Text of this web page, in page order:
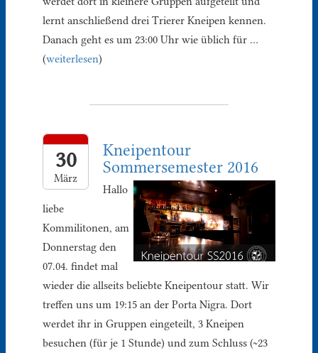
lernt anschließend drei Trierer Kneipen kennen.
Danach geht es um 23:00 Uhr wie üblich für …
(weiterlesen)
30
März
Kneipentour
Sommersemester 2016
Hallo
liebe
Kommilitonen, am
Donnerstag den
07.04. findet mal
wieder die allseits beliebte Kneipentour statt. Wir
treffen uns um 19:15 an der Porta Nigra. Dort
werdet ihr in Gruppen eingeteilt, 3 Kneipen
besuchen (für je 1 Stunde) und zum Schluss (~23